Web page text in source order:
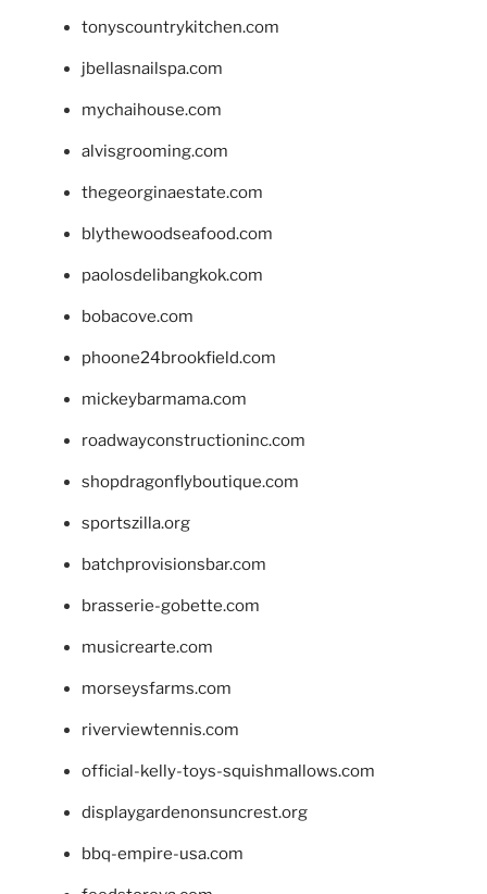
tonyscountrykitchen.com
jbellasnailspa.com
mychaihouse.com
alvisgrooming.com
thegeorginaestate.com
blythewoodseafood.com
paolosdelibangkok.com
bobacove.com
phoone24brookfield.com
mickeybarmama.com
roadwayconstructioninc.com
shopdragonflyboutique.com
sportszilla.org
batchprovisionsbar.com
brasserie-gobette.com
musicrearte.com
morseysfarms.com
riverviewtennis.com
official-kelly-toys-squishmallows.com
displaygardenonsuncrest.org
bbq-empire-usa.com